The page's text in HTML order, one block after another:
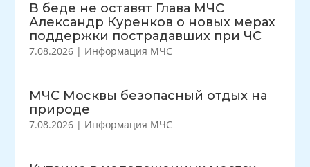
В беде не оставят Глава МЧС
Александр Куренков о новых мерах
поддержки пострадавших при ЧС
7.08.2026 | Информация МЧС
МЧС Москвы безопасный отдых на
природе
7.08.2026 | Информация МЧС